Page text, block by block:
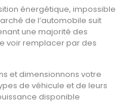
énergétique, impossible
de l’automobile suit
une majorité des
voir remplacer par des
et dimensionnons votre
de véhicule et de leurs
disponible